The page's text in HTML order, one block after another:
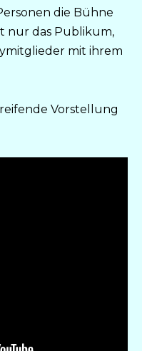
die Bühne
nur das Publikum,
mit ihrem
Vorstellung